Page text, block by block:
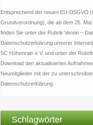
Entsprechend der neuen EU-DSGVO
Grundverordnung), die ab dem 25. Mai
finden Sie unter der Rubrik Verein –
Datenschutzerklärung unserer
SC Höhenrain e.V. und unter der
Download den aktualisierten
Neumitglieder mit der zu
Datenschutzerklärung.
Schlagwörter